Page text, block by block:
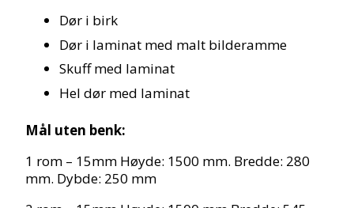
Dør i birk
Dør i laminat med malt bilderamme
Skuff med laminat
Hel dør med laminat
Mål uten benk:
1 rom – 15mm Høyde: 1500 mm. Bredde: 280
mm. Dybde: 250 mm